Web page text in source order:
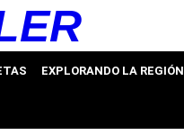
EXPLORANDO LA REGIÓN